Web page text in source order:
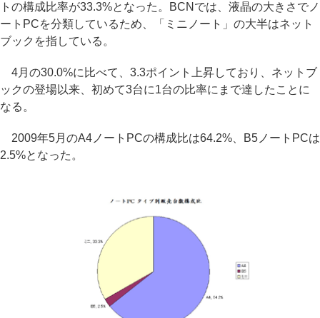
トの構成比率が33.3%となった。BCNでは、液晶の大きさでノ
ートPCを分類しているため、「ミニノート」の大半はネット
ブックを指している。
4月の30.0%に比べて、3.3ポイント上昇しており、ネットブ
ックの登場以来、初めて3台に1台の比率にまで達したことに
なる。
2009年5月のA4ノートPCの構成比は64.2%、B5ノートPCは
2.5%となった。